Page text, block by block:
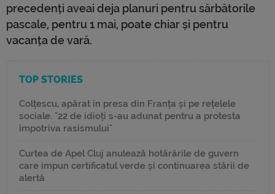
precedenți aveai deja planuri pentru sărbătorile
pascale, pentru 1 mai, poate chiar și pentru
vacanța de vară.
TOP STORIES
Colțescu, apărat în presa din Franța și pe rețelele
sociale. "22 de idioți s-au adunat pentru a protesta
împotriva rasismului"
Curtea de Apel Cluj anulează hotărârile de guvern
care impun certificatul verde și continuarea stării de
alertă